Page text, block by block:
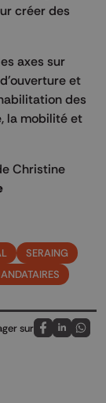
créer des
axes sur
et
des
la mobilité et
Christine
SERAING
sur
Partagez sur
Partagez